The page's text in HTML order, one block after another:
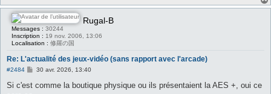
e
Rugal-B
Messages : 30244
Inscription : 19 nov. 2006, 13:06
Localisation : 修羅の国
Re: L'actualité des jeux-vidéo (sans rapport avec l'arcade)
#2484
M
s
30 avr. 2026, 13:40
Si c'est comme la boutique physique ou ils présentaient la AES +, oui ce